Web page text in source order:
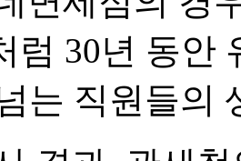
럼 30년 동안
는 직원들의